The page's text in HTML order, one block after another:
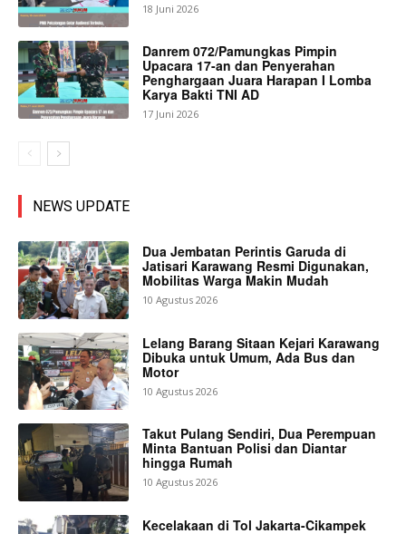
18 Juni 2026
Danrem 072/Pamungkas Pimpin
Upacara 17-an dan Penyerahan
Penghargaan Juara Harapan I Lomba
Karya Bakti TNI AD
17 Juni 2026
NEWS UPDATE
Dua Jembatan Perintis Garuda di
Jatisari Karawang Resmi Digunakan,
Mobilitas Warga Makin Mudah
10 Agustus 2026
Lelang Barang Sitaan Kejari Karawang
Dibuka untuk Umum, Ada Bus dan
Motor
10 Agustus 2026
Takut Pulang Sendiri, Dua Perempuan
Minta Bantuan Polisi dan Diantar
hingga Rumah
10 Agustus 2026
Kecelakaan di Tol Jakarta-Cikampek